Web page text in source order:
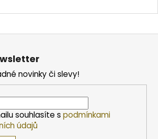
novinky či slevy!
souhlasíte s podmínkami
údajů